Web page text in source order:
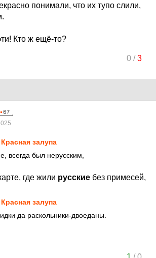
понимали, что их тупо слили,
Кто ж ещё-то?
0/3
Красная залупа
всегда был нерусским,
где жили русские без примесей,
Красная залупа
да раскольники-двоеданы.